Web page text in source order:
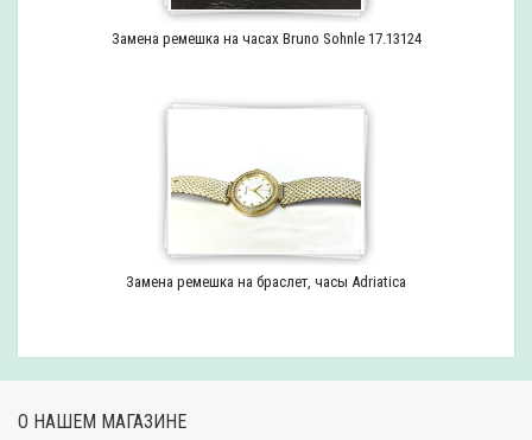
Замена ремешка на часах Bruno Sohnle 17.13124
Замена ремешка на браслет, часы Adriatica
О НАШЕМ МАГАЗИНЕ